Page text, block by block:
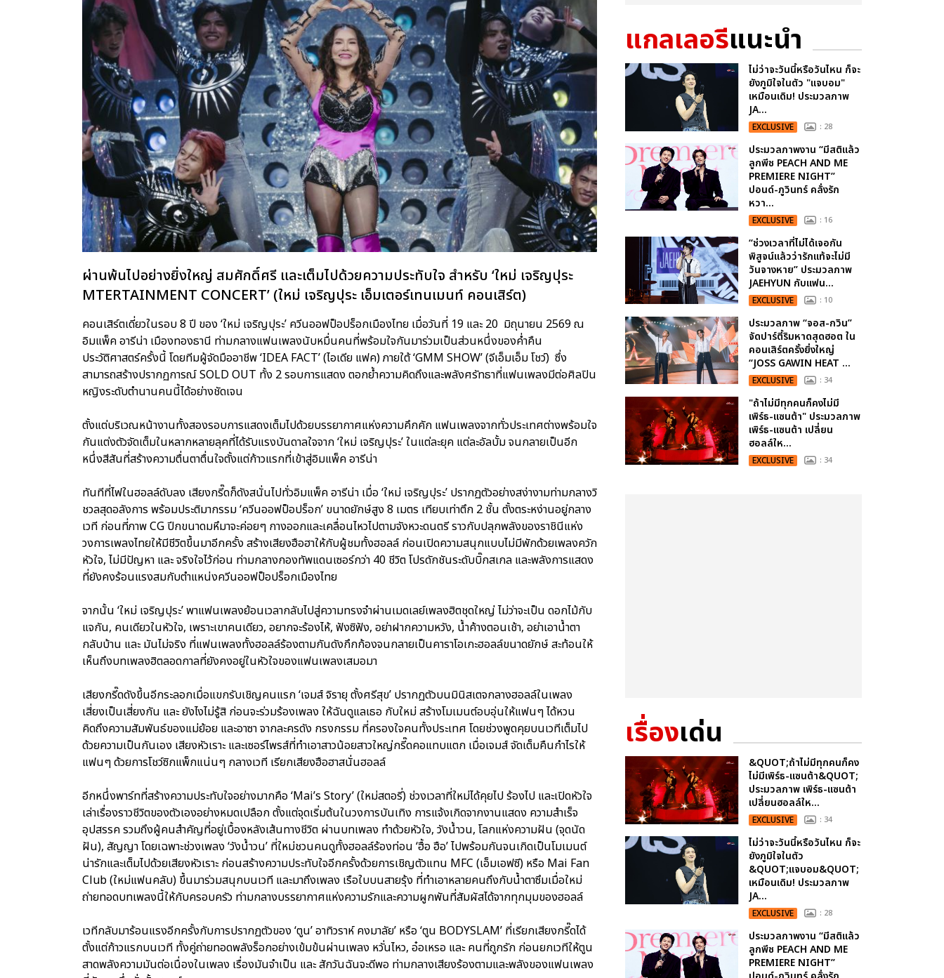
ผ่านพ้นไปอย่างยิ่งใหญ่ สมศักดิ์ศรี และเต็มไปด้วยความประทับใจ สำหรับ ‘ใหม่ เจริญปุระ
MTERTAINMENT CONCERT’ (ใหม่ เจริญปุระ เอ็มเตอร์เทนเมนท์ คอนเสิร์ต)
คอนเสิร์ตเดี่ยวในรอบ 8 ปี ของ ‘ใหม่ เจริญปุระ’ ควีนออฟป็อปร็อกเมืองไทย เมื่อวันที่ 19 และ 20 มิถุนายน 2569 ณ
อิมแพ็ค อารีน่า เมืองทองธานี ท่ามกลางแฟนเพลงนับหมื่นคนที่พร้อมใจกันมาร่วมเป็นส่วนหนึ่งของค่ำคืน
ประวัติศาสตร์ครั้งนี้ โดยทีมผู้จัดมืออาชีพ ‘IDEA FACT’ (ไอเดีย แฟค) ภายใต้ ‘GMM SHOW’ (จีเอ็มเอ็ม โชว์) ซึ่ง
สามารถสร้างปรากฏการณ์ SOLD OUT ทั้ง 2 รอบการแสดง ตอกย้ำความคิดถึงและพลังศรัทธาที่แฟนเพลงมีต่อศิลปิน
หญิงระดับตำนานคนนี้ได้อย่างชัดเจน
ตั้งแต่บริเวณหน้างานทั้งสองรอบการแสดงเต็มไปด้วยบรรยากาศแห่งความคึกคัก แฟนเพลงจากทั่วประเทศต่างพร้อมใจ
กันแต่งตัวจัดเต็มในหลากหลายลุคที่ได้รับแรงบันดาลใจจาก ‘ใหม่ เจริญปุระ’ ในแต่ละยุค แต่ละอัลบั้ม จนกลายเป็นอีก
หนึ่งสีสันที่สร้างความตื่นตาตื่นใจตั้งแต่ก้าวแรกที่เข้าสู่อิมแพ็ค อารีน่า
ทันทีที่ไฟในฮอลล์ดับลง เสียงกรี๊ดก็ดังสนั่นไปทั่วอิมแพ็ค อารีน่า เมื่อ ‘ใหม่ เจริญปุระ’ ปรากฏตัวอย่างสง่างามท่ามกลางวิ
ชวลสุดอลังการ พร้อมประติมากรรม ‘ควีนออฟป็อปร็อก’ ขนาดยักษ์สูง 8 เมตร เทียบเท่าตึก 2 ชั้น ตั้งตระหง่านอยู่กลาง
เวที ก่อนที่ภาพ CG ปีกขนาดมหึมาจะค่อยๆ กางออกและเคลื่อนไหวไปตามจังหวะดนตรี ราวกับปลุกพลังของราชินีแห่ง
วงการเพลงไทยให้มีชีวิตขึ้นมาอีกครั้ง สร้างเสียงฮือฮาให้กับผู้ชมทั้งฮอลล์ ก่อนเปิดความสนุกแบบไม่มีพักด้วยเพลงควัก
หัวใจ, ไม่มีปัญหา และ จริงใจไว้ก่อน ท่ามกลางกองทัพแดนเซอร์กว่า 40 ชีวิต โปรดักชันระดับบิ๊กสเกล และพลังการแสดง
ที่ยังคงร้อนแรงสมกับตำแหน่งควีนออฟป็อปร็อกเมืองไทย
จากนั้น ‘ใหม่ เจริญปุระ’ พาแฟนเพลงย้อนเวลากลับไปสู่ความทรงจำผ่านเมดเลย์เพลงฮิตชุดใหญ่ ไม่ว่าจะเป็น ดอกไม้กับ
แจกัน, คนเดียวในหัวใจ, เพราะเขาคนเดียว, อยากจะร้องไห้, ฟังซิฟัง, อย่าฝากความหวัง, น้ำค้างตอนเช้า, อย่าเอาน้ำตา
กลับบ้าน และ มันไม่จริง ที่แฟนเพลงทั้งฮอลล์ร้องตามกันดังกึกก้องจนกลายเป็นคาราโอเกะฮอลล์ขนาดยักษ์ สะท้อนให้
เห็นถึงบทเพลงฮิตลอดกาลที่ยังคงอยู่ในหัวใจของแฟนเพลงเสมอมา
เสียงกรี๊ดดังขึ้นอีกระลอกเมื่อแขกรับเชิญคนแรก ‘เจมส์ จิรายุ ตั้งศรีสุข’ ปรากฏตัวบนมินิสเตจกลางฮอลล์ในเพลง
เสี่ยงเป็นเสี่ยงกัน และ ยังไงไม่รู้สิ ก่อนจะร่วมร้องเพลง ให้ฉันดูแลเธอ กับใหม่ สร้างโมเมนต์อบอุ่นให้แฟนๆ ได้หวน
คิดถึงความสัมพันธ์ของแม่ย้อย และอาซา จากละครดัง กรงกรรม ที่ครองใจคนทั้งประเทศ โดยช่วงพูดคุยบนเวทีเต็มไป
ด้วยความเป็นกันเอง เสียงหัวเราะ และเซอร์ไพรส์ที่ทำเอาสาวน้อยสาวใหญ่กรี๊ดคอแทบแตก เมื่อเจมส์ จัดเต็มคืนกำไรให้
แฟนๆ ด้วยการโชว์ซิกแพ็กแน่นๆ กลางเวที เรียกเสียงฮือฮาสนั่นฮอลล์
อีกหนึ่งพาร์ทที่สร้างความประทับใจอย่างมากคือ ‘Mai’s Story’ (ใหม่สตอรี่) ช่วงเวลาที่ใหม่ได้คุยไป ร้องไป และเปิดหัวใจ
เล่าเรื่องราวชีวิตของตัวเองอย่างหมดเปลือก ตั้งแต่จุดเริ่มต้นในวงการบันเทิง การแจ้งเกิดจากงานแสดง ความสำเร็จ
อุปสรรค รวมถึงผู้คนสำคัญที่อยู่เบื้องหลังเส้นทางชีวิต ผ่านบทเพลง ทำด้วยหัวใจ, วังน้ำวน, โลกแห่งความฝัน (จุดนัด
ฝัน), สัญญา โดยเฉพาะช่วงเพลง ‘วังน้ำวน’ ที่ใหม่ชวนคนดูทั้งฮอลล์ร้องท่อน ‘ฮื้อ ฮือ’ ไปพร้อมกันจนเกิดเป็นโมเมนต์
น่ารักและเต็มไปด้วยเสียงหัวเราะ ก่อนสร้างความประทับใจอีกครั้งด้วยการเชิญตัวแทน MFC (เอ็มเอฟซี) หรือ Mai Fan
Club (ใหม่แฟนคลับ) ขึ้นมาร่วมสนุกบนเวที และมาถึงเพลง เรือใบบนสายรุ้ง ที่ทำเอาหลายคนถึงกับน้ำตาซึมเมื่อใหม่
ถ่ายทอดบทเพลงนี้ให้กับครอบครัว ท่ามกลางบรรยากาศแห่งความรักและความผูกพันที่สัมผัสได้จากทุกมุมของฮอลล์
เวทีกลับมาร้อนแรงอีกครั้งกับการปรากฏตัวของ ‘ตูน’ อาทิวราห์ คงมาลัย’ หรือ ‘ตูน BODYSLAM’ ที่เรียกเสียงกรี๊ดได้
ตั้งแต่ก้าวแรกบนเวที ทั้งคู่ถ่ายทอดพลังร็อกอย่างเข้มข้นผ่านเพลง หวั่นไหว, อ๋อเหรอ และ คนที่ถูกรัก ก่อนยกเวทีให้ตูน
สาดพลังความมันต่อเนื่องในเพลง เรื่องมันจำเป็น และ สักวันฉันจะดีพอ ท่ามกลางเสียงร้องตามและพลังของแฟนเพลง
แกลเลอรีแนะนำ
ไม่ว่าจะวันนี้หรือวันไหน ก็จะ
ยังภูมิใจในตัว "แจบอม"
เหมือนเดิม! ประมวลภาพ
JA...
EXCLUSIVE : 28
ประมวลภาพงาน “มีสติแล้ว
ลูกพีช PEACH AND ME
PREMIERE NIGHT”
ปอนด์-ภูวินทร์ คลั่งรัก
หวา...
EXCLUSIVE : 16
“ช่วงเวลาที่ไม่ได้เจอกัน
พิสูจน์แล้วว่ารักแท้จะไม่มี
วันจางหาย” ประมวลภาพ
JAEHYUN กับแฟน...
EXCLUSIVE : 10
ประมวลภาพ “จอส-กวิน”
จัดปาร์ตี้ริมหาดสุดฮอต ใน
คอนเสิร์ตครั้งยิ่งใหญ่
“JOSS GAWIN HEAT ...
EXCLUSIVE : 34
"ถ้าไม่มีทุกคนก็คงไม่มี
เพิร์ธ-แซนต้า" ประมวลภาพ
เพิร์ธ-แซนต้า เปลี่ยน
ฮอลล์ให...
EXCLUSIVE : 34
เรื่องเด่น
&QUOT;ถ้าไม่มีทุกคนก็คง
ไม่มีเพิร์ธ-แซนต้า&QUOT;
ประมวลภาพ เพิร์ธ-แซนต้า
เปลี่ยนฮอลล์ให...
EXCLUSIVE : 34
ไม่ว่าจะวันนี้หรือวันไหน ก็จะ
ยังภูมิใจในตัว
&QUOT;แจบอม&QUOT;
เหมือนเดิม! ประมวลภาพ
JA...
EXCLUSIVE : 28
ประมวลภาพงาน “มีสติแล้ว
ลูกพีช PEACH AND ME
PREMIERE NIGHT”